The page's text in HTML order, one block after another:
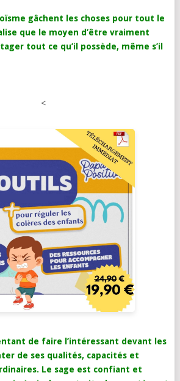
gâchent les choses pour tout le
que le moyen d’être vraiment
tout ce qu’il possède, même s’il
<
de faire l’intéressant devant les
de ses qualités, capacités et
Le sage est confiant et